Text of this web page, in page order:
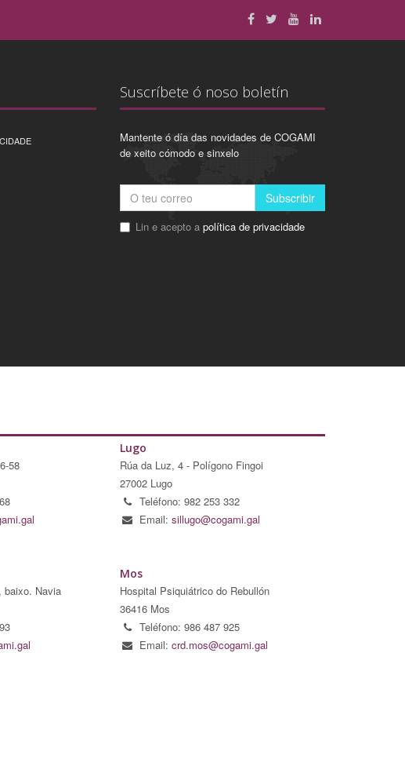
Suscríbete ó noso boletín
Mantente ó día das novidades de COGAMI
de xeito cómodo e sinxelo
Subscribir
Lin e acepto a política de privacidade
58
Lugo
Rúa da Luz, 4 - Polígono Fingoi
27002 Lugo
Teléfono: 982 253 332
Email: sillugo@cogami.gal
baixo. Navia
Mos
Hospital Psiquiátrico do Rebullón
36416 Mos
Teléfono: 986 487 925
Email: crd.mos@cogami.gal